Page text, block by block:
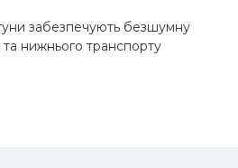
забезпечують безшумну
нижнього транспорту